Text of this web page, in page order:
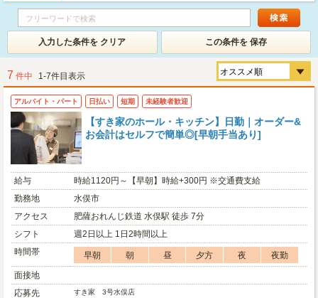
入力した条件を クリア この条件を 保存
7 件中 1-7件目表示
アルバイト・パート 日払い 短期 未経験者歓迎
【すき家のホール・キッチン】日勤｜オーダー&
お会計はセルフで簡単◎[早朝手当あり]
給与
時給1120円～【早朝】時給+300円 ※交通費支給
勤務地
水俣市
アクセス
肥薩おれんじ鉄道 水俣駅 徒歩 7分
シフト
週2日以上 1日2時間以上
時間帯
早朝 朝 昼 夕方 夜
夜勤
面接地
応募先
すき家 3号水俣店